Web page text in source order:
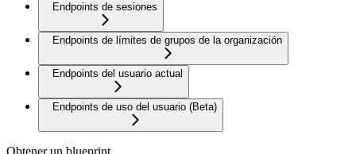
Endpoints de sesiones
Endpoints de límites de grupos de la organización
Endpoints del usuario actual
Endpoints de uso del usuario (Beta)